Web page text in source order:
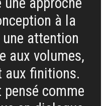
à la
attention
aux volumes,
aux finitions.
comme